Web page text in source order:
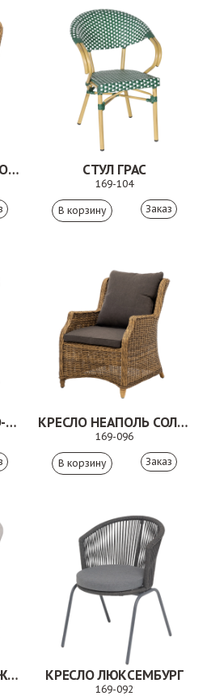
КРЕСЛО ЦЕСЕНА СОЛОМЕННЫЙ СТУЛ ГРАС
169-104
Заказ
СТУЛ КАБРИ БЕЖЕВО-КОРИЧНЕВЫЙ КРЕСЛО НЕАПОЛЬ СОЛОМЕННЫЙ
169-096
Заказ
КРЕСЛО РОМАНО БЕЖЕВЫЙ КРЕСЛО ЛЮКСЕМБУРГ
169-092